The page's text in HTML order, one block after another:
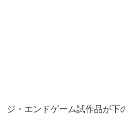
ジ・エンドゲーム試作品が下